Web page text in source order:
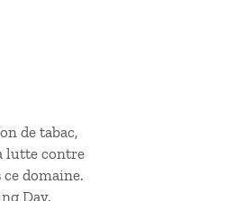
de tabac,
lutte contre
domaine.
Day.